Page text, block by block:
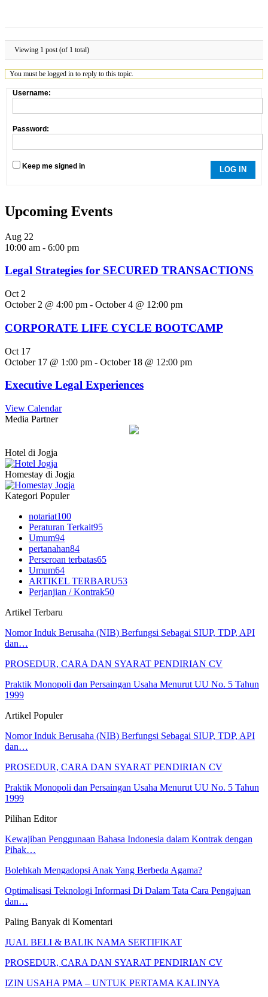
Viewing 1 post (of 1 total)
You must be logged in to reply to this topic.
Username:
Password:
Keep me signed in LOG IN
Upcoming Events
Aug 22
10:00 am - 6:00 pm
Legal Strategies for SECURED TRANSACTIONS
Oct 2
October 2 @ 4:00 pm - October 4 @ 12:00 pm
CORPORATE LIFE CYCLE BOOTCAMP
Oct 17
October 17 @ 1:00 pm - October 18 @ 12:00 pm
Executive Legal Experiences
View Calendar
Media Partner
Hotel di Jogja
Homestay di Jogja
Kategori Populer
notariat100
Peraturan Terkait95
Umum94
pertanahan84
Perseroan terbatas65
Umum64
ARTIKEL TERBARU53
Perjanjian / Kontrak50
Artikel Terbaru
Nomor Induk Berusaha (NIB) Berfungsi Sebagai SIUP, TDP, API
dan…
PROSEDUR, CARA DAN SYARAT PENDIRIAN CV
Praktik Monopoli dan Persaingan Usaha Menurut UU No. 5 Tahun
1999
Artikel Populer
Nomor Induk Berusaha (NIB) Berfungsi Sebagai SIUP, TDP, API
dan…
PROSEDUR, CARA DAN SYARAT PENDIRIAN CV
Praktik Monopoli dan Persaingan Usaha Menurut UU No. 5 Tahun
1999
Pilihan Editor
Kewajiban Penggunaan Bahasa Indonesia dalam Kontrak dengan
Pihak…
Bolehkah Mengadopsi Anak Yang Berbeda Agama?
Optimalisasi Teknologi Informasi Di Dalam Tata Cara Pengajuan
dan…
Paling Banyak di Komentari
JUAL BELI & BALIK NAMA SERTIFIKAT
PROSEDUR, CARA DAN SYARAT PENDIRIAN CV
IZIN USAHA PMA – UNTUK PERTAMA KALINYA